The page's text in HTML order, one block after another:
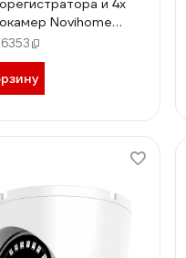
и 4х
Novihome
4-2 v, 1080P, запись
1080N, объектив
3.6мм 4524